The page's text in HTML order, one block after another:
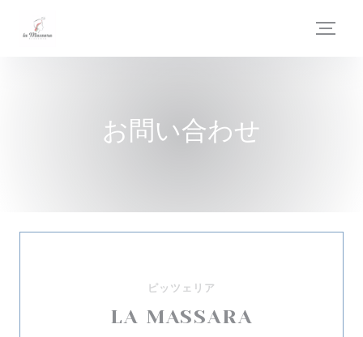
お問い合わせ
ピッツェリア
LA MASSARA